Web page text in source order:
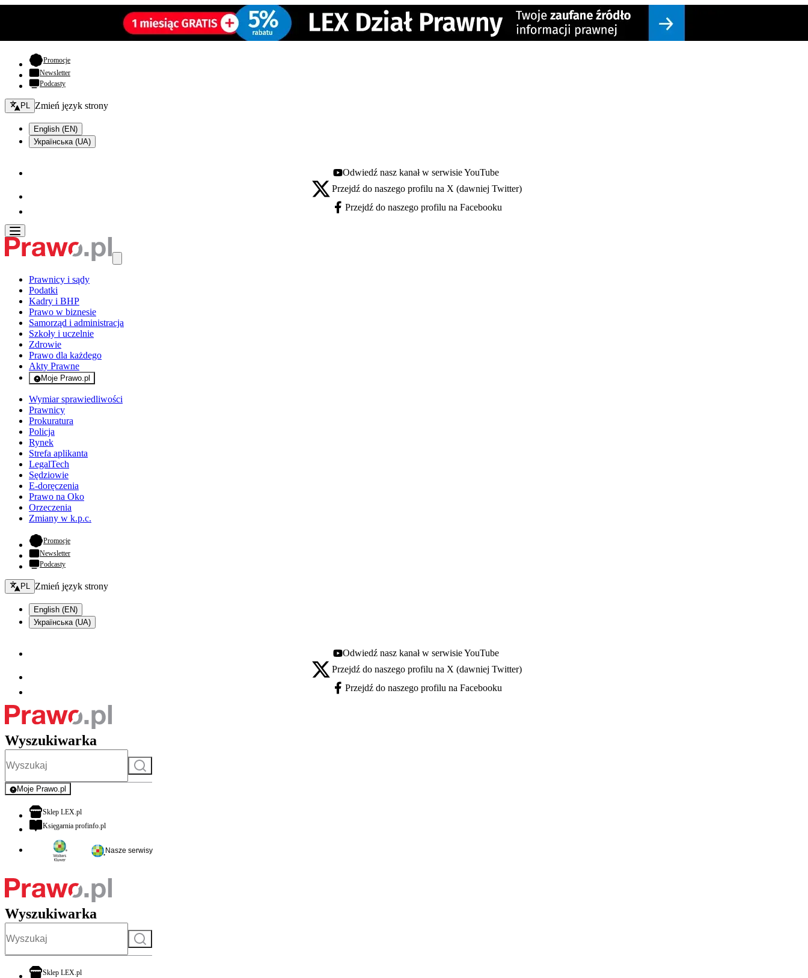
Promocje- otwiera się w nowej karcie
Newsletter
Podcasty
Zmień język - bieżący:
PL Zmień język strony
English (EN)
Українська (UA)
Youtube - otwiera się w nowej karcie
Odwiedź nasz kanał w serwisie YouTube
X - otwiera się w nowej karcie
Przejdź do naszego profilu na X (dawniej Twitter)
Facebook - otwiera się w nowej karcie
Przejdź do naszego profilu na Facebooku
Prawnicy i sądy
Podatki
Kadry i BHP
Prawo w biznesie
Samorząd i administracja
Szkoły i uczelnie
Zdrowie
Prawo dla każdego
Akty Prawne
Moje Prawo.pl
- rejestracja i logowanie do serwisu
Wymiar sprawiedliwości
Prawnicy
Prokuratura
Policja
Rynek
Strefa aplikanta
LegalTech
Sędziowie
E-doręczenia
Prawo na Oko
Orzeczenia
Zmiany w k.p.c.
Promocje- otwiera się w nowej karcie
Newsletter
Podcasty
Zmień język - bieżący:
PL Zmień język strony
English (EN)
Українська (UA)
Youtube - otwiera się w nowej karcie
Odwiedź nasz kanał w serwisie YouTube
X - otwiera się w nowej karcie
Przejdź do naszego profilu na X (dawniej Twitter)
Facebook - otwiera się w nowej karcie
Przejdź do naszego profilu na Facebooku
Wyszukiwarka
Szukaj
Moje Prawo.pl
- rejestracja i logowanie do serwisu
Sklep LEX.plotwiera się w nowej karcie
Księgarnia profinfo.plotwiera się w nowej karcie
Nasze serwisy
Wyszukiwarka
Szukaj
Sklep LEX.plotwiera się w nowej karcie